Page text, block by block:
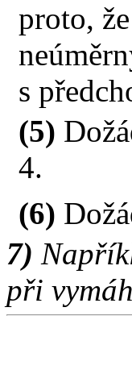
proto,
s
(5)
4.
(6)
7)
při